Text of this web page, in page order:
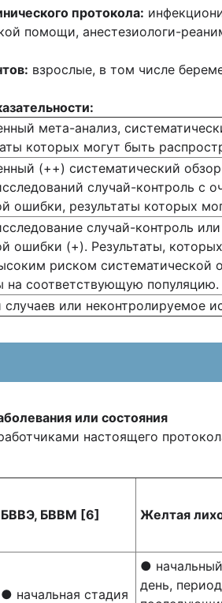
протокола:
помощи, анестезиологи-
взрослые, в том числе
мета-анализ,
которых могут быть
(++) систематический
случай-контроль
ошибки, результаты которых
случай-контроль
ошибки (+). Результаты,
риском систематической
на соответствующую популяцию.
или неконтролируемое
или состояния
настоящего
БВВЭ, БВВМ [6] Желтая
● начальная стадия
●
день,